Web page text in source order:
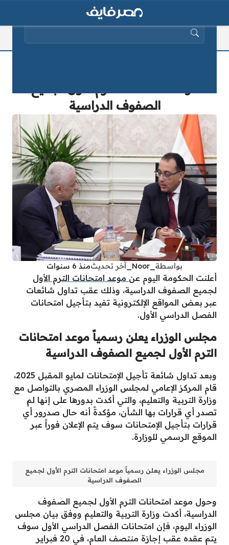
الصفوف الدراسية
بواسطة آخر تحديثمنذ 6 سنوات
أعلنت الحكومة اليوم عن موعد امتحانات الترم الأول
لجميع الصفوف الدراسية، وذلك عقب تداول شائعات
عبر بعض المواقع الإلكترونية تفيد بتأجيل امتحانات
الفصل الدراسي الأول.
مجلس الوزراء يعلن رسمياً موعد امتحانات
الترم الأول لجميع الصفوف الدراسية
وبعد تداول شائعة تأجيل الإمتحانات لمايو المقبل 2025،
قام المركز الإعامي لمجلس الوزراء المصري بالتواصل مع
وزارة التربية والتعليم، والتي أكدت بدورها على إنها لم
تصدر أي قرارات بها الشأن، مؤكدةً أنه حال صدرور أي
قرارات بتأجيل الإمتحانات سوف يتم الإعلان فوراً عبر
الموقع الرسمي للوزارة.
مجلس الوزراء يعلن رسمياً موعد امتحانات الترم الأول لجميع
الصفوف الدراسية
وحول موعد امتحانات الترم الأول لجميع الصفوف
الدراسية، أكدت وزارة التربية والتعليم ووفق بيان مجلس
الوزراء اليوم، فإن امتحانات الفصل الدراسي الأول سوف
يتم عقده عقب إجازة منتصف العام، في 20 فبراير
البحث عن: